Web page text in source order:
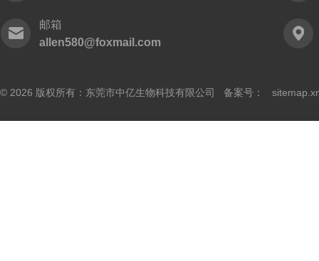
邮箱
allen580@foxmail.com
© 2026 版权所有：东莞市中亿生物科技有限公司 备案号：